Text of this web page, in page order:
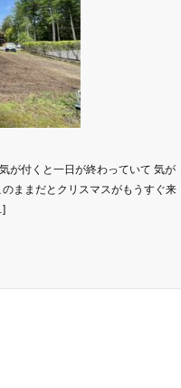
が付くと一日が終わっていて 気が
ままだとクリスマスがもうすぐ来